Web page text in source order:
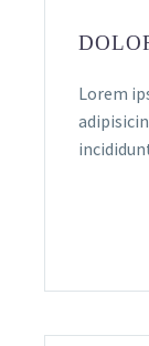
Lorem